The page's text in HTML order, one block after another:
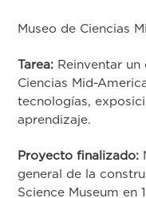
Museo de Ciencias
Tarea: Reinventar
Ciencias Mid-
tecnologías,
aprendizaje.
Proyecto finalizado:
general de la
Science Museum en